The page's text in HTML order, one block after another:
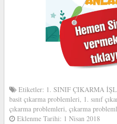
Etiketler: 1. SINIF ÇIKARMA
basit çıkarma problemleri, 1. sınıf
çıkarma problemleri, çıkarma
Eklenme Tarihi: 1 Nisan 2018